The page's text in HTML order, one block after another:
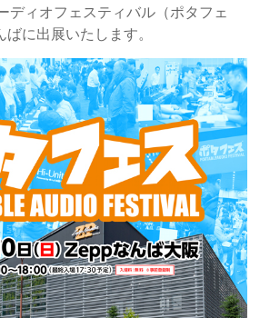
ディオフェスティバル（ポタフェ
に出展いたします。